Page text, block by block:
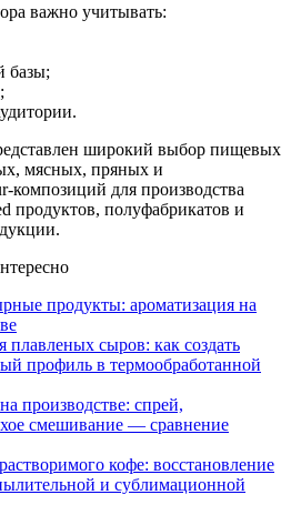
важно учитывать:
базы;
широкий выбор пищевых
мясных, пряных и
композиций для производства
продуктов, полуфабрикатов и
продукты: ароматизация на
плавленых сыров: как создать
профиль в термообработанной
производстве: спрей,
смешивание — сравнение
кофе: восстановление
и сублимационной